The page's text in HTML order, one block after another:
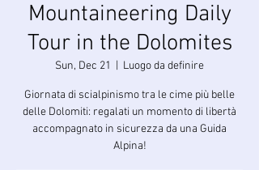
Mountaineering Daily
Tour in the Dolomites
Sun, Dec 21 Luogo da definire
Giornata di scialpinismo tra le cime più belle
delle Dolomiti: regalati un momento di libertà
accompagnato in sicurezza da una Guida
Alpina!